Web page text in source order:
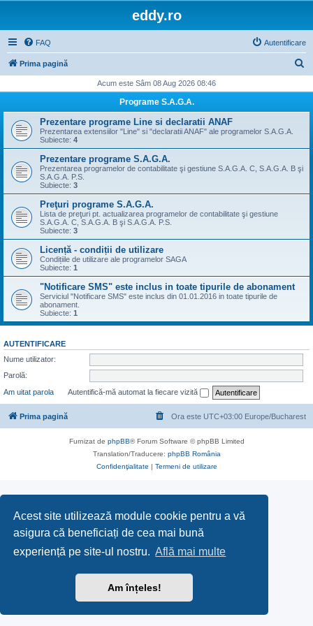
Acest site utilizează module cookie pentru a vă
asigura că beneficiați de cea mai bună
experiență pe site-ul nostru. Află mai multe
Am înțeles!
eddy.ro
FAQ Autentificare
Prima pagină
t
r
Acum este Sâm 08 Aug 2026 08:46
Programe S.A.G.A.
Prezentare programe Line si declaratii ANAF
Prezentarea extensiilor "Line" si "declaratii ANAF" ale programelor S.A.G.A.
Subiecte: 4
Prezentare programe S.A.G.A.
Prezentarea programelor de contabilitate şi gestiune S.A.G.A. C, S.A.G.A. B şi
S.A.G.A. P.S.
Subiecte: 3
Preţuri programe S.A.G.A.
Lista de preţuri pt. actualizarea programelor de contabilitate şi gestiune
S.A.G.A. C, S.A.G.A. B şi S.A.G.A. P.S.
Subiecte: 3
Licență - condiții de utilizare
Condițiile de utilizare ale programelor SAGA
Subiecte: 1
"Notificare SMS" este inclus in toate tipurile de abonament
Serviciul "Notificare SMS" este inclus din 01.01.2016 in toate tipurile de
abonament.
Subiecte: 1
AUTENTIFICARE
Nume utilizator:
Parolă:
Am uitat parola
Autentifică-mă automat la fiecare vizită
Prima pagină Ora este UTC+03:00 Europe/Bucharest
Furnizat de phpBB® Forum Software © phpBB Limited
Translation/Traducere: phpBB România
Confidenţialitate | Termeni de utilizare